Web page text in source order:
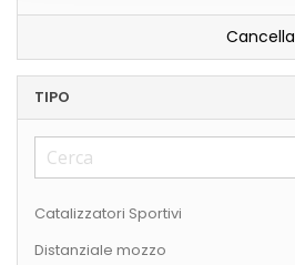
TIPO
Catalizzatori Sportivi
Distanziale mozzo